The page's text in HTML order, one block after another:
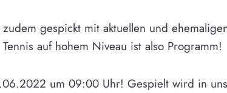
gespickt mit aktuellen und
auf hohem Niveau ist also Programm!
um 09:00 Uhr! Gespielt wird in